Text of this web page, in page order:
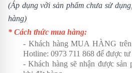
(Áp dụng với sản phẩm chưa sử
hàng)
* Cách thức mua hàng:
- Khách hàng MUA HÀNG
Hotline: 0973 711 868 để được tư
- Khách hàng sẽ nhận được sản